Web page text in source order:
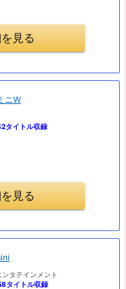
見る
ニW
タイトル収録
見る
タテインメント
タイトル収録